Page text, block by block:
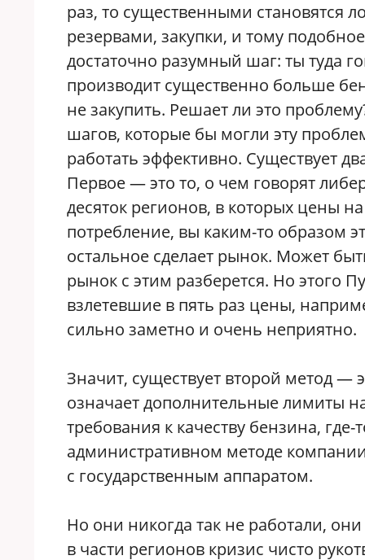
раз, то существенными становятся
резервами, закупки, и тому
достаточно разумный шаг: ты туда
производит существенно больше
не закупить. Решает ли это
шагов, которые бы могли эту
работать эффективно. Существует
Первое — это то, о чем говорят
десяток регионов, в которых цены
потребление, вы каким-то образом
остальное сделает рынок. Может
рынок с этим разберется. Но этого
взлетевшие в пять раз цены,
сильно заметно и очень неприятно.
Значит, существует второй метод —
означает дополнительные лимиты
требования к качеству бензина,
административном методе
с государственным аппаратом.
Но они никогда так не работали,
в части регионов кризис чисто